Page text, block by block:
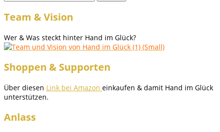
nach:
Team & Vision
Wer & Was steckt hinter Hand im Glück?
Shoppen & Supporten
Über diesen Link bei Amazon einkaufen & damit Hand im Glück
unterstützen.
Anlass